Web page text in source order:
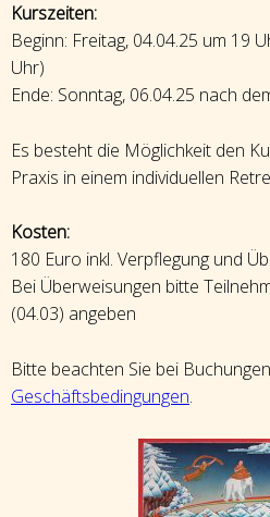
Kurszeiten:
Beginn: Freitag, 04.04.25 um 19
Uhr)
Ende: Sonntag, 06.04.25 nach
Es besteht die Möglichkeit den
Praxis in einem individuellen
Kosten:
180 Euro inkl. Verpflegung und
Bei Überweisungen bitte
(04.03) angeben
Bitte beachten Sie bei
Geschäftsbedingungen.